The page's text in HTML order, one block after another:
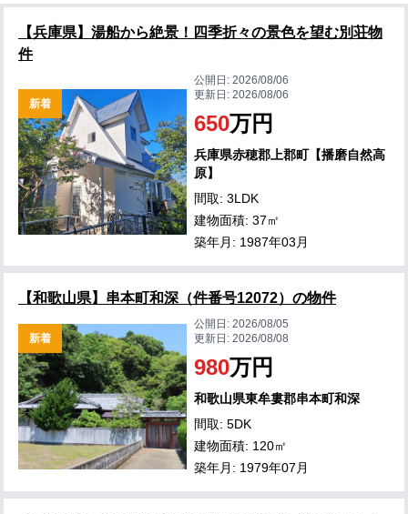
【兵庫県】湯船から絶景！四季折々の景色を望む別荘物
件
新着
公開日:2026/08/06
更新日:2026/08/06
650万円
兵庫県赤穂郡上郡町【播磨自然高
原】
間取: 3LDK
建物面積: 37㎡
築年月: 1987年03月
【和歌山県】串本町和深（件番号12072）の物件
新着
公開日:2026/08/05
更新日:2026/08/08
980万円
和歌山県東牟婁郡串本町和深
間取: 5DK
建物面積: 120㎡
築年月: 1979年07月